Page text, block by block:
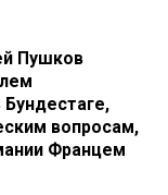
Пушков
вопросам,
Францем